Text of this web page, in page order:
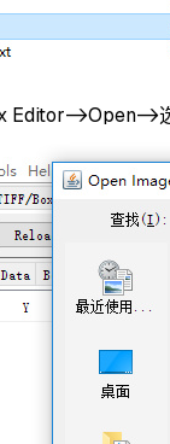
Editor->Open->